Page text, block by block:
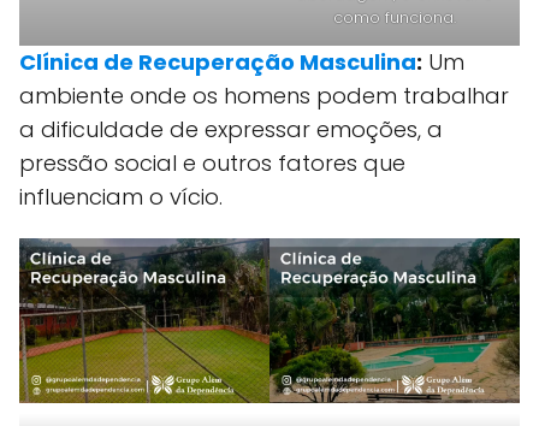
como funciona.
Clínica de Recuperação Masculina: Um
ambiente onde os homens podem trabalhar
a dificuldade de expressar emoções, a
pressão social e outros fatores que
influenciam o vício.